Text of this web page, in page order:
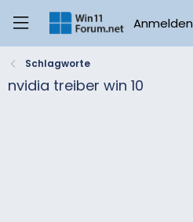
Anmelden
Schlagworte
nvidia treiber win 10